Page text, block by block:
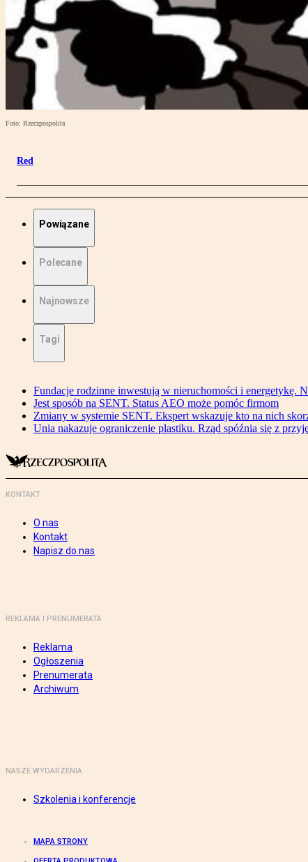
Foto: Rzeczpospolita
Red
Powiązane
Polecane
Najnowsze
Tagi
Fundacje rodzinne inwestują w nieruchomości i energetykę.
Jest sposób na SENT. Status AEO może pomóc firmom
Zmiany w systemie SENT. Ekspert wskazuje kto na nich
Unia nakazuje ograniczenie plastiku. Rząd spóźnia się z
KONTAKT
O nas
Kontakt
Napisz do nas
REKLAMA I PRENUMERATA
Reklama
Ogłoszenia
Prenumerata
Archiwum
NASZE WYDARZENIA
Szkolenia i konferencje
MAPA STRONY